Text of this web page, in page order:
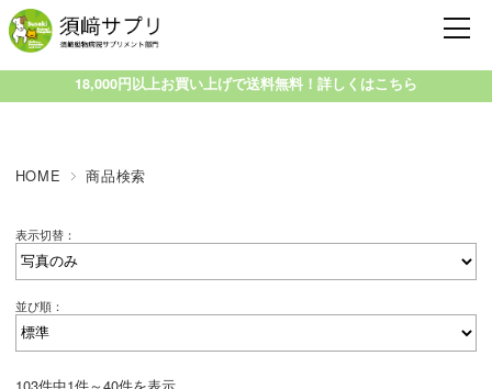
18,000円以上お買い上げで送料無料！詳しくはこちら
HOME 商品検索
表示切替：
並び順：